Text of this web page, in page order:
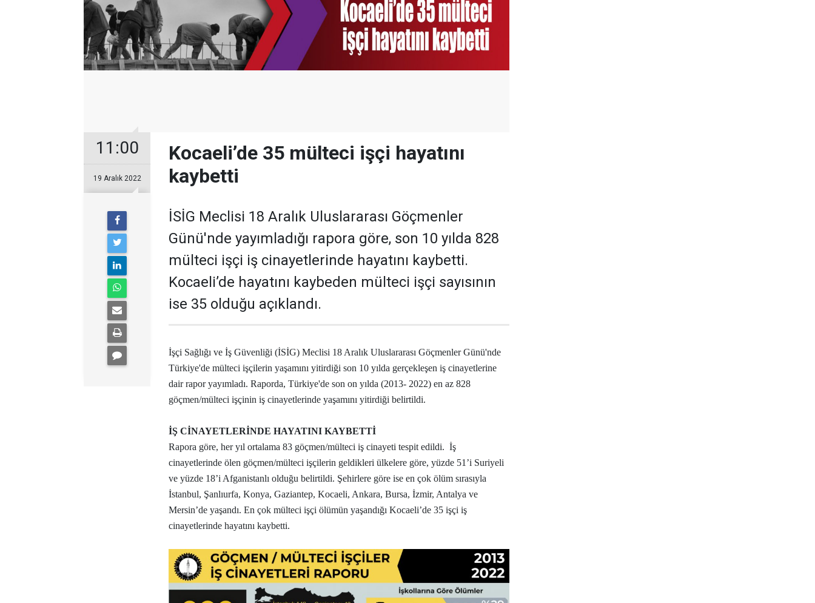
11:00
19 Aralık 2022
Kocaeli’de 35 mülteci işçi hayatını
kaybetti
İSİG Meclisi 18 Aralık Uluslararası Göçmenler
Günü'nde yayımladığı rapora göre, son 10 yılda 828
mülteci işçi iş cinayetlerinde hayatını kaybetti.
Kocaeli’de hayatını kaybeden mülteci işçi sayısının
ise 35 olduğu açıklandı.
İşçi Sağlığı ve İş Güvenliği (İSİG) Meclisi 18 Aralık Uluslararası Göçmenler Günü'nde
Türkiye'de mülteci işçilerin yaşamını yitirdiği son 10 yılda gerçekleşen iş cinayetlerine
dair rapor yayımladı. Raporda, Türkiye'de son on yılda (2013- 2022) en az 828
göçmen/mülteci işçinin iş cinayetlerinde yaşamını yitirdiği belirtildi.
İŞ CİNAYETLERİNDE HAYATINI KAYBETTİ
Rapora göre, her yıl ortalama 83 göçmen/mülteci iş cinayeti tespit edildi. İş
cinayetlerinde ölen göçmen/mülteci işçilerin geldikleri ülkelere göre, yüzde 51’i Suriyeli
ve yüzde 18’i Afganistanlı olduğu belirtildi. Şehirlere göre ise en çok ölüm sırasıyla
İstanbul, Şanlıurfa, Konya, Gaziantep, Kocaeli, Ankara, Bursa, İzmir, Antalya ve
Mersin’de yaşandı. En çok mülteci işçi ölümün yaşandığı Kocaeli’de 35 işçi iş
cinayetlerinde hayatını kaybetti.